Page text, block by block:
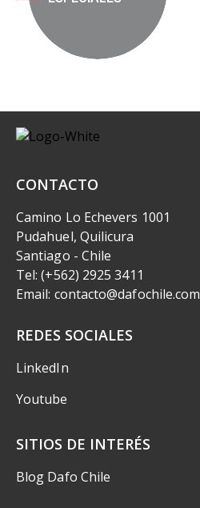
CONTACTO
Camino Lo Echevers 1001
Pudahuel, Quilicura
Santiago - Chile
Tel: (+562) 2925 3411
Email: contacto@dafochile.com
REDES SOCIALES
LinkedIn
Youtube
SITIOS DE INTERÉS
Blog Dafo Chile